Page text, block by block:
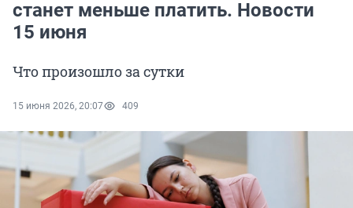
станет меньше платить. Новости
15 июня
Что произошло за сутки
15 июня 2026, 20:07 409